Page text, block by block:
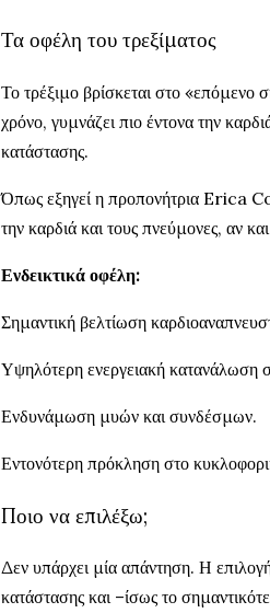
Τα οφέλη του τρεξίματος
Το τρέξιμο βρίσκεται στο «επόμενο
χρόνο, γυμνάζει πιο έντονα την
κατάστασης.
Όπως εξηγεί η προπονήτρια Erica
την καρδιά και τους πνεύμονες, αν
Ενδεικτικά οφέλη:
Σημαντική βελτίωση
Υψηλότερη ενεργειακή κατανάλωση
Ενδυνάμωση μυών και συνδέσμων.
Εντονότερη πρόκληση στο
Ποιο να επιλέξω;
Δεν υπάρχει μία απάντηση. Η
κατάστασης και –ίσως το